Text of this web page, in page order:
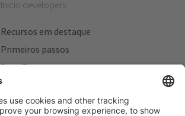
Inicio developers
Recursos em destaque
Primeiros passos
Beta Testers
Meus Planos